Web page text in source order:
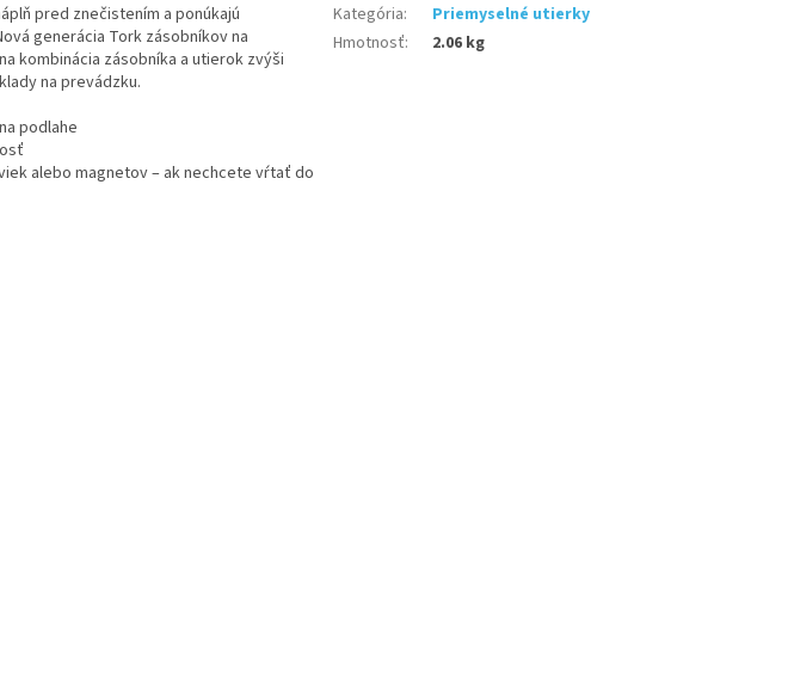
pred znečistením a ponúkajú
generácia Tork zásobníkov na
kombinácia zásobníka a utierok zvýši
na prevádzku.
podlahe
alebo magnetov – ak nechcete vŕtať do
Kategória:
Priemyselné utierky
Hmotnosť: 2.06 kg